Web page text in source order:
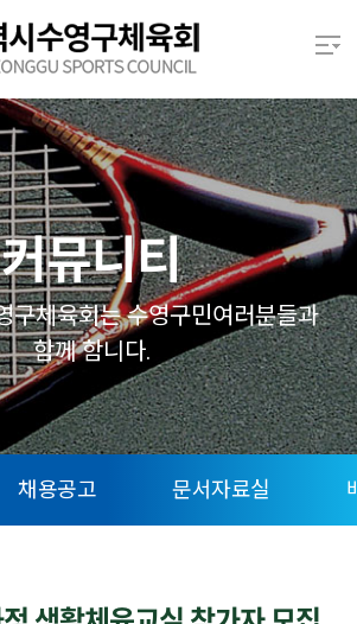
커뮤니티
구체육회는 수영구민여러분들과
함께 함니다.
채용공고 문서자료실